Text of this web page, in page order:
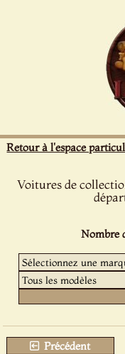
Retour à l'espace
Voitures de
Nombre
Précédent